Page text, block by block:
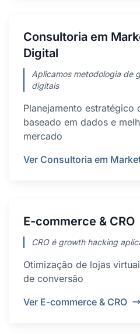
Consultoria em
Digital
Aplicamos metodologia de
digitais
Planejamento estratégico
baseado em dados e
mercado
Ver Consultoria em
E-commerce & CRO
CRO é growth hacking
Otimização de lojas
de conversão
Ver E-commerce & CRO